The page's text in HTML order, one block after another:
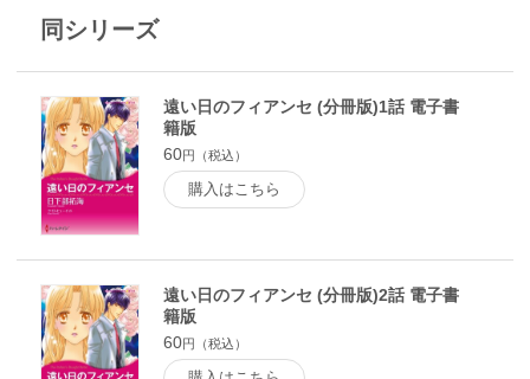
同シリーズ
遠い日のフィアンセ (分冊版)1話 電子書
籍版
60円（税込）
購入はこちら
遠い日のフィアンセ (分冊版)2話 電子書
籍版
60円（税込）